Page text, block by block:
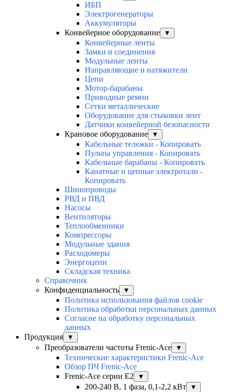
ИБП
Электрогенераторы
Аккумуляторы
Конвейерное оборудование
▼
Конвейерные ленты
Замки и соединения
Модульные ленты
Направляющие и натяжители
Цепи
Мотор-барабаны
Приводные ремни
Сетки металлические
Оборудование для стыковки лент
Датчики конвейерной безопасности
Крановое оборудование
▼
Кабельные тележки - Копировать
Пульты управления - Копировать
Кабельные барабаны - Копировать
Канатные и цепные электротали -
Копировать
Шинопроводы
РВД и ПВД
Насосы
Вентиляторы
Теплообменники
Компрессоры
Модульные здания
Расходомеры
Энергоцепи
Складская техника
Справочник
Конфиденциальность
▼
Политика использования файлов cookie
Политика обработки персональных данных
Согласие на обработку персональных
данных
Продукция
▼
Преобразователи частоты Frenic-Ace ▼
Технические характеристики Frenic-Ace
Обзор ПЧ Frenic-Ace
Frenic-Ace серии E2
▼
200-240 В, 1 фаза, 0,1-2,2 кВт ▼